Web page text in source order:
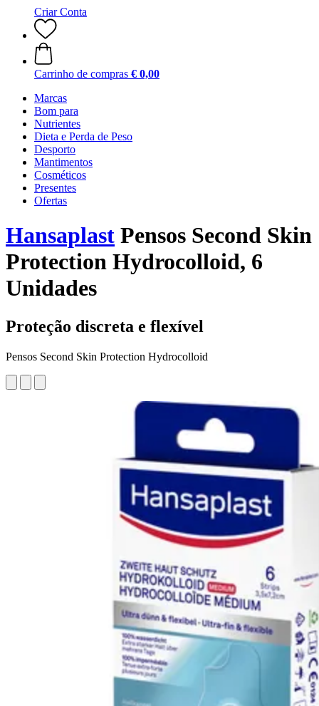
Criar Conta
Carrinho de compras € 0,00
Marcas
Bom para
Nutrientes
Dieta e Perda de Peso
Desporto
Mantimentos
Cosméticos
Presentes
Ofertas
Hansaplast Pensos Second Skin
Protection Hydrocolloid, 6
Unidades
Proteção discreta e flexível
Pensos Second Skin Protection Hydrocolloid